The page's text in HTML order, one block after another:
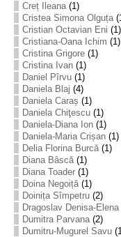
Creț Ileana(1)
Cristea Simona Olguța
Cristian Octavian Eni (1)
Cristiana-Oana Ichim (1)
Cristina Grigore(1)
Cristina Ivan(1)
Daniel Pîrvu(1)
Daniela Blaj (4)
Daniela Caraș (1)
Daniela Chiţescu(1)
Daniela-Diana Ion(1)
Daniela-Maria Crișan(1)
Delia Florina Burcă(1)
Diana Bâscă(1)
Diana Toader(1)
Doina Negoiță(1)
Doinița Sîmpetru(2)
Dragoslav Denisa-Elena
Dumitra Parvana(2)
Dumitru-Mugurel Savu